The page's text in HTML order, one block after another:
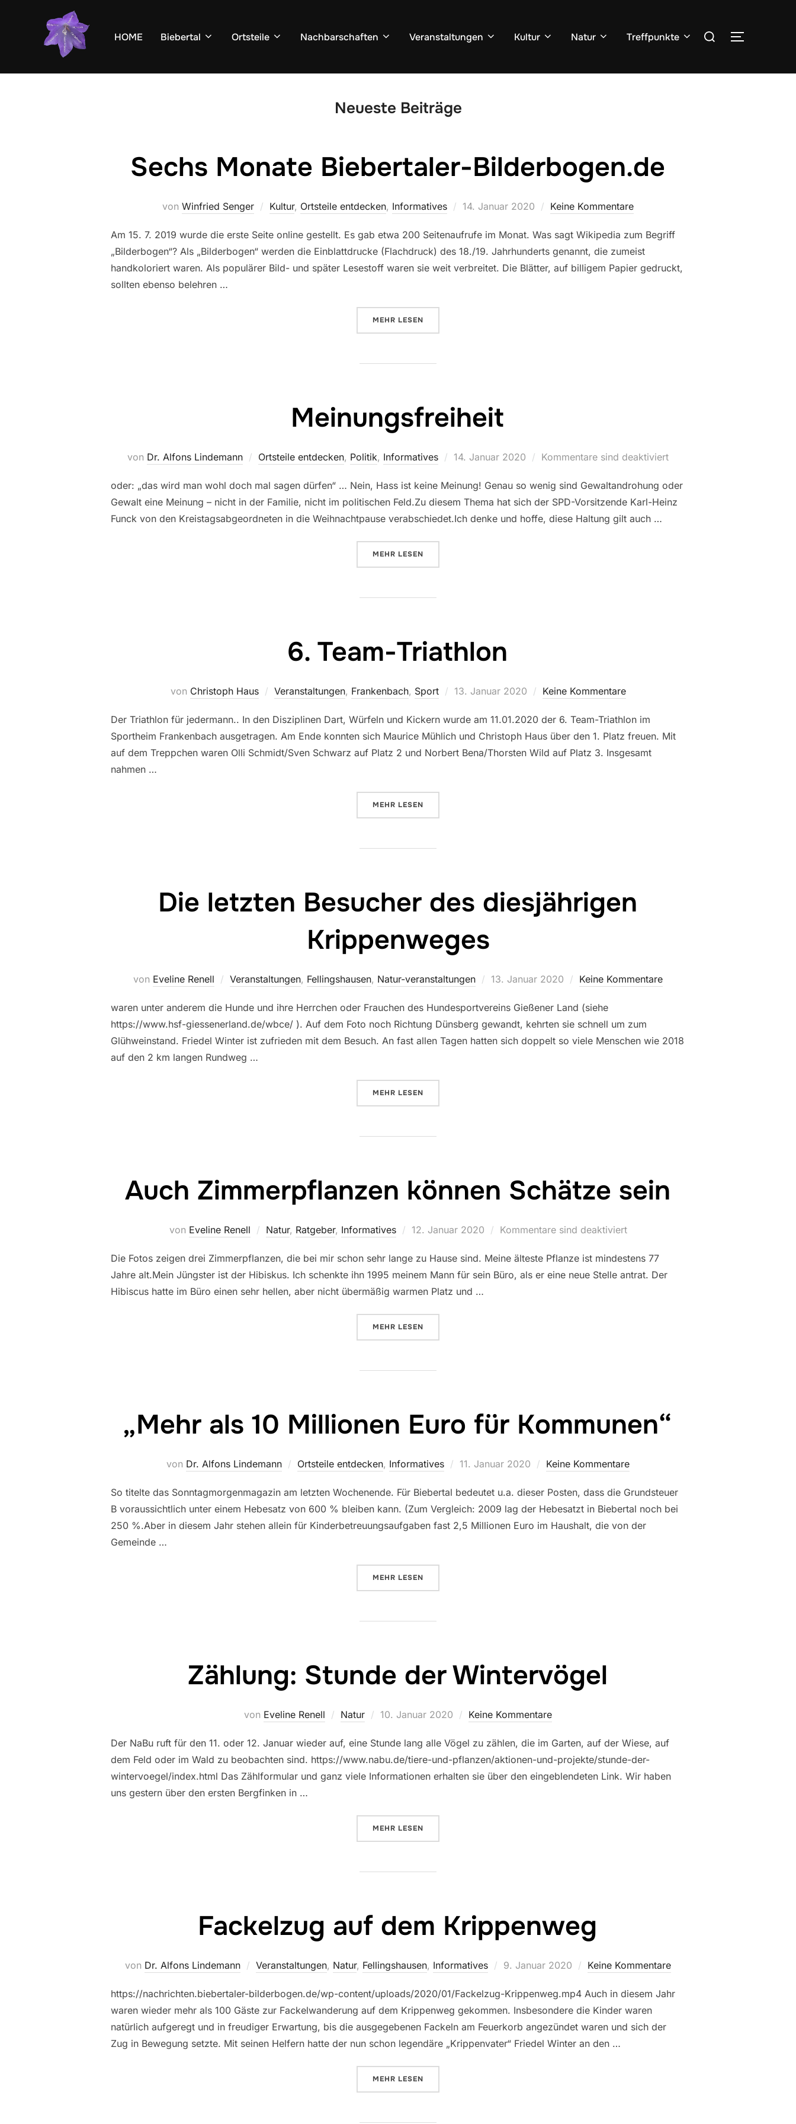
HOME Biebertal Ortsteile Nachbarschaften Veranstaltungen Kultur Natur Treffpunkte
Suchen
Neueste Beiträge
Sechs Monate Biebertaler-Bilderbogen.de
von Winfried Senger Kultur, Ortsteile entdecken, Informatives
Veröffentlicht
14. Januar 2020 Keine Kommentare
Am 15. 7. 2019 wurde die erste Seite online gestellt. Es gab etwa 200 Seitenaufrufe im Monat. Was sagt Wikipedia zum Begriff
„Bilderbogen“? Als „Bilderbogen“ werden die Einblattdrucke (Flachdruck) des 18./19. Jahrhunderts genannt, die zumeist
handkoloriert waren. Als populärer Bild- und später Lesestoff waren sie weit verbreitet. Die Blätter, auf billigem Papier gedruckt,
sollten ebenso belehren …
MEHR ÜBER „SECHS MONATE BIEBERTALER-BILDERBOGEN.DE“
LESEN
Meinungsfreiheit
von Dr. Alfons Lindemann Ortsteile entdecken, Politik, Informatives
Veröffentlicht
14. Januar 2020 Kommentare sind deaktiviert
oder: „das wird man wohl doch mal sagen dürfen“ … Nein, Hass ist keine Meinung! Genau so wenig sind Gewaltandrohung oder
Gewalt eine Meinung – nicht in der Familie, nicht im politischen Feld.Zu diesem Thema hat sich der SPD-Vorsitzende Karl-Heinz
Funck von den Kreistagsabgeordneten in die Weihnachtpause verabschiedet.Ich denke und hoffe, diese Haltung gilt auch …
MEHR ÜBER „MEINUNGSFREIHEIT“
LESEN
6. Team-Triathlon
von Christoph Haus Veranstaltungen, Frankenbach, Sport
Veröffentlicht
13. Januar 2020 Keine Kommentare
Der Triathlon für jedermann.. In den Disziplinen Dart, Würfeln und Kickern wurde am 11.01.2020 der 6. Team-Triathlon im
Sportheim Frankenbach ausgetragen. Am Ende konnten sich Maurice Mühlich und Christoph Haus über den 1. Platz freuen. Mit
auf dem Treppchen waren Olli Schmidt/Sven Schwarz auf Platz 2 und Norbert Bena/Thorsten Wild auf Platz 3. Insgesamt
nahmen …
MEHR ÜBER „6. TEAM-TRIATHLON“
LESEN
Die letzten Besucher des diesjährigen
Krippenweges
von Eveline Renell Veranstaltungen, Fellingshausen, Natur-veranstaltungen
Veröffentlicht
13. Januar 2020 Keine Kommentare
waren unter anderem die Hunde und ihre Herrchen oder Frauchen des Hundesportvereins Gießener Land (siehe
https://www.hsf-giessenerland.de/wbce/ ). Auf dem Foto noch Richtung Dünsberg gewandt, kehrten sie schnell um zum
Glühweinstand. Friedel Winter ist zufrieden mit dem Besuch. An fast allen Tagen hatten sich doppelt so viele Menschen wie 2018
auf den 2 km langen Rundweg …
MEHR ÜBER „DIE LETZTEN BESUCHER DES DIESJÄHRIGEN KRIPPENWEGES“
LESEN
Auch Zimmerpflanzen können Schätze sein
von Eveline Renell Natur, Ratgeber, Informatives
Veröffentlicht
12. Januar 2020 Kommentare sind deaktiviert
Die Fotos zeigen drei Zimmerpflanzen, die bei mir schon sehr lange zu Hause sind. Meine älteste Pflanze ist mindestens 77
Jahre alt.Mein Jüngster ist der Hibiskus. Ich schenkte ihn 1995 meinem Mann für sein Büro, als er eine neue Stelle antrat. Der
Hibiscus hatte im Büro einen sehr hellen, aber nicht übermäßig warmen Platz und …
MEHR ÜBER „AUCH ZIMMERPFLANZEN KÖNNEN SCHÄTZE SEIN“
LESEN
„Mehr als 10 Millionen Euro für Kommunen“
von Dr. Alfons Lindemann Ortsteile entdecken, Informatives
Veröffentlicht
11. Januar 2020 Keine Kommentare
So titelte das Sonntagmorgenmagazin am letzten Wochenende. Für Biebertal bedeutet u.a. dieser Posten, dass die Grundsteuer
B voraussichtlich unter einem Hebesatz von 600 % bleiben kann. (Zum Vergleich: 2009 lag der Hebesatzt in Biebertal noch bei
250 %.Aber in diesem Jahr stehen allein für Kinderbetreuungsaufgaben fast 2,5 Millionen Euro im Haushalt, die von der
Gemeinde …
MEHR ÜBER „„MEHR ALS 10 MILLIONEN EURO FÜR KOMMUNEN““
LESEN
Zählung: Stunde der Wintervögel
von Eveline Renell Natur
Veröffentlicht
10. Januar 2020 Keine Kommentare
Der NaBu ruft für den 11. oder 12. Januar wieder auf, eine Stunde lang alle Vögel zu zählen, die im Garten, auf der Wiese, auf
dem Feld oder im Wald zu beobachten sind. https://www.nabu.de/tiere-und-pflanzen/aktionen-und-projekte/stunde-der-
wintervoegel/index.html Das Zählformular und ganz viele Informationen erhalten sie über den eingeblendeten Link. Wir haben
uns gestern über den ersten Bergfinken in …
MEHR ÜBER „ZÄHLUNG: STUNDE DER WINTERVÖGEL“
LESEN
Fackelzug auf dem Krippenweg
von Dr. Alfons Lindemann Veranstaltungen, Natur, Fellingshausen, Informatives
Veröffentlicht
9. Januar 2020 Keine Kommentare
https://nachrichten.biebertaler-bilderbogen.de/wp-content/uploads/2020/01/Fackelzug-Krippenweg.mp4 Auch in diesem Jahr
waren wieder mehr als 100 Gäste zur Fackelwanderung auf dem Krippenweg gekommen. Insbesondere die Kinder waren
natürlich aufgeregt und in freudiger Erwartung, bis die ausgegebenen Fackeln am Feuerkorb angezündet waren und sich der
Zug in Bewegung setzte. Mit seinen Helfern hatte der nun schon legendäre „Krippenvater“ Friedel Winter an den …
MEHR ÜBER „FACKELZUG AUF DEM KRIPPENWEG“
LESEN